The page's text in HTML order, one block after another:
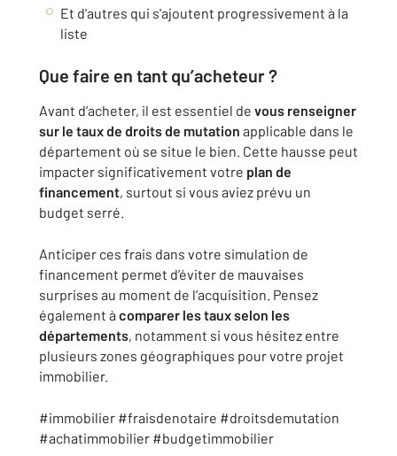
Et d'autres qui s'ajoutent progressivement à la
liste
Que faire en tant qu’acheteur ?
Avant d’acheter, il est essentiel de vous renseigner
sur le taux de droits de mutation applicable dans le
département où se situe le bien. Cette hausse peut
impacter significativement votre plan de
financement, surtout si vous aviez prévu un
budget serré.
Anticiper ces frais dans votre simulation de
financement permet d’éviter de mauvaises
surprises au moment de l’acquisition. Pensez
également à comparer les taux selon les
départements, notamment si vous hésitez entre
plusieurs zones géographiques pour votre projet
immobilier.
#immobilier #fraisdenotaire #droitsdemutation
#achatimmobilier #budgetimmobilier